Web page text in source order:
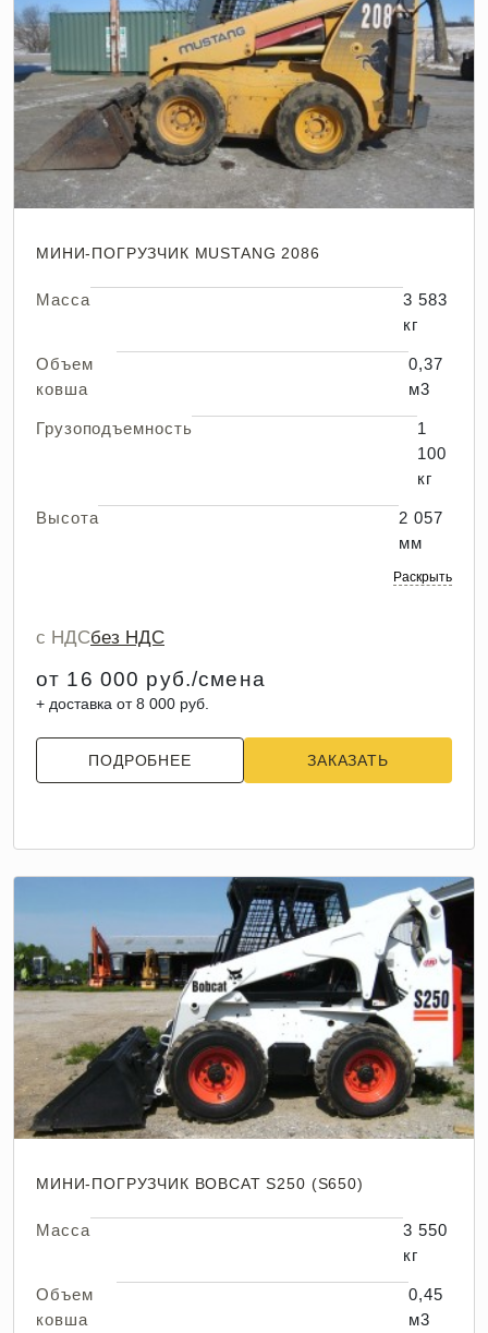
МИНИ-ПОГРУЗЧИК MUSTANG 2086
Масса
3 583
кг
Объем
ковша
0,37
м3
Грузоподъемность
1
100
кг
Высота
2 057
мм
Раскрыть
с НДСбез НДС
от 16 000 руб./смена
+ доставка от 8 000 руб.
ПОДРОБНЕЕ ЗАКАЗАТЬ
МИНИ-ПОГРУЗЧИК BOBCAT S250 (S650)
Масса
3 550
кг
Объем
ковша
0,45
м3